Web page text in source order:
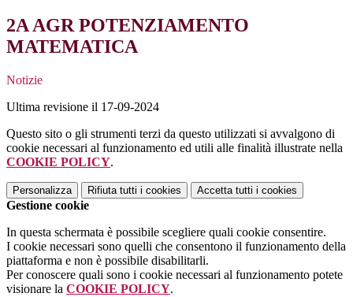
2A AGR POTENZIAMENTO
MATEMATICA
Notizie
Ultima revisione il 17-09-2024
Questo sito o gli strumenti terzi da questo utilizzati si avvalgono di
cookie necessari al funzionamento ed utili alle finalità illustrate nella
COOKIE POLICY.
Personalizza Rifiuta tutti i cookies Accetta tutti i cookies
Gestione cookie
In questa schermata è possibile scegliere quali cookie consentire.
I cookie necessari sono quelli che consentono il funzionamento della
piattaforma e non è possibile disabilitarli.
Per conoscere quali sono i cookie necessari al funzionamento potete
visionare la COOKIE POLICY.